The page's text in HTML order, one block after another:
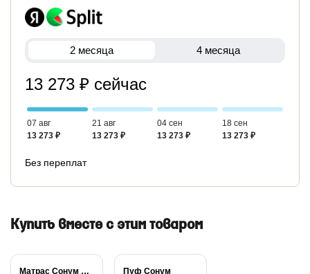
2 месяца 4 месяца
13 273 ₽ сейчас
07 авг
13 273 ₽
21 авг
13 273 ₽
04 сен
13 273 ₽
18 сен
13 273 ₽
Без переплат
Купить вместе с этим товаром
Матрас Сонум Balance... Пуф Сонум